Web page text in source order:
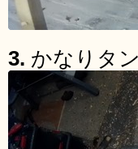
3. かなりタ